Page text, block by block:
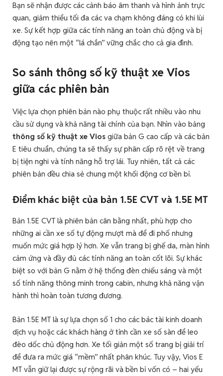
Bạn sẽ nhận được các cảnh báo âm thanh và hình ảnh trực
quan, giảm thiểu tối đa các va chạm không đáng có khi lùi
xe. Sự kết hợp giữa các tính năng an toàn chủ động và bị
động tạo nên một “lá chắn” vững chắc cho cả gia đình.
So sánh thông số kỹ thuật xe Vios
giữa các phiên bản
Việc lựa chọn phiên bản nào phụ thuộc rất nhiều vào nhu
cầu sử dụng và khả năng tài chính của bạn. Nhìn vào bảng
thông số kỹ thuật xe Vios giữa bản G cao cấp và các bản
E tiêu chuẩn, chúng ta sẽ thấy sự phân cấp rõ rệt về trang
bị tiện nghi và tính năng hỗ trợ lái. Tuy nhiên, tất cả các
phiên bản đều chia sẻ chung một khối động cơ bền bỉ.
Điểm khác biệt của bản 1.5E CVT và 1.5E MT
Bản 1.5E CVT là phiên bản cân bằng nhất, phù hợp cho
những ai cần xe số tự động mượt mà để đi phố nhưng
muốn mức giá hợp lý hơn. Xe vẫn trang bị ghế da, màn hình
cảm ứng và đầy đủ các tính năng an toàn cốt lõi. Sự khác
biệt so với bản G nằm ở hệ thống đèn chiếu sáng và một
số tính năng thông minh trong cabin, nhưng khả năng vận
hành thì hoàn toàn tương đương.
Bản 1.5E MT là sự lựa chọn số 1 cho các bác tài kinh doanh
dịch vụ hoặc các khách hàng ở tỉnh cần xe số sàn để leo
đèo dốc chủ động hơn. Xe tối giản một số trang bị giải trí
để đưa ra mức giá “mềm” nhất phân khúc. Tuy vậy, Vios E
MT vẫn giữ lại được sự rộng rãi và bền bỉ vốn có – hai yếu